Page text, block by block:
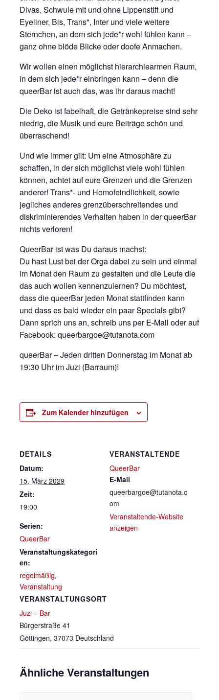
Divas, Schwule mit und ohne Lippenstift und
Eyeliner, Bis, Trans*, Inter und viele weitere
Sternchen, an dem sich jede*r wohl fühlen kann –
ganz ohne blöde Blicke oder doofe Anmachen.
Wir wollen einen möglichst hierarchiearmen Raum,
in dem sich jede*r einbringen kann – denn die
queerBar ist auch das, was ihr daraus macht!
Die Deko ist fabelhaft, die Getränkepreise sind sehr
niedrig, die Musik und eure Beiträge schön und
überraschend!
Und wie immer gilt: Um eine Atmosphäre zu
schaffen, in der sich möglichst viele wohl fühlen
können, achtet auf eure Grenzen und die Grenzen
anderer! Trans*- und Homofeindlichkeit, sowie
jegliches anderes grenzüberschreitendes und
diskriminierendes Verhalten haben in der queerBar
nichts verloren!
QueerBar ist was Du daraus machst:
Du hast Lust bei der Orga dabei zu sein und einmal
im Monat den Raum zu gestalten und die Leute die
das auch wollen kennenzulernen? Du möchtest,
dass die queerBar jeden Monat stattfinden kann
und dass es bald wieder ein paar Specials gibt?
Dann sprich uns an, schreib uns per E-Mail oder auf
Facebook: queerbargoe@tutanota.com
queerBar – Jeden dritten Donnerstag im Monat ab
19:30 Uhr im Juzi (Barraum)!
Zum Kalender hinzufügen
DETAILS
Datum:
15. März 2029
Zeit:
19:00
Serien:
QueerBar
Veranstaltungskategori
en:
regelmäßig,
Veranstaltung
VERANSTALTUNGSORT
Juzi – Bar
Bürgerstraße 41
Göttingen, 37073 Deutschland
VERANSTALTENDE
QueerBar
E-Mail
queerbargoe@tutanota.c
om
Veranstaltende-Website
anzeigen
Ähnliche Veranstaltungen